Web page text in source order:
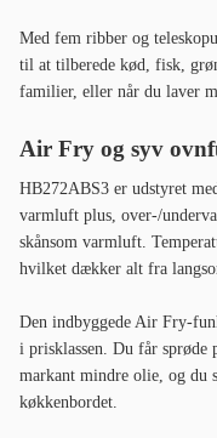
Med fem ribber og
til at tilberede kød, fisk,
familier, eller når du laver
Air Fry og syv
HB272ABS3 er udstyret
varmluft plus, over-/
skånsom varmluft.
hvilket dækker alt fra
Den indbyggede Air Fry-
i prisklassen. Du får sprøde
markant mindre olie, og du
køkkenbordet.